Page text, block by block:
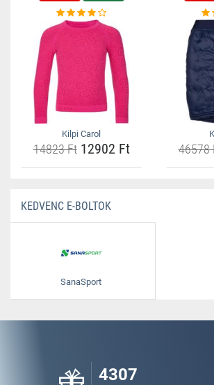
Kilpi Carol
14823 Ft12902 Ft 46578
KEDVENC E-BOLTOK
SanaSport
4307